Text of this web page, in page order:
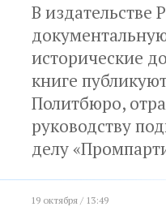
В
исторические
книге
Политбюро,
руководству
делу
19 октября / 13:49